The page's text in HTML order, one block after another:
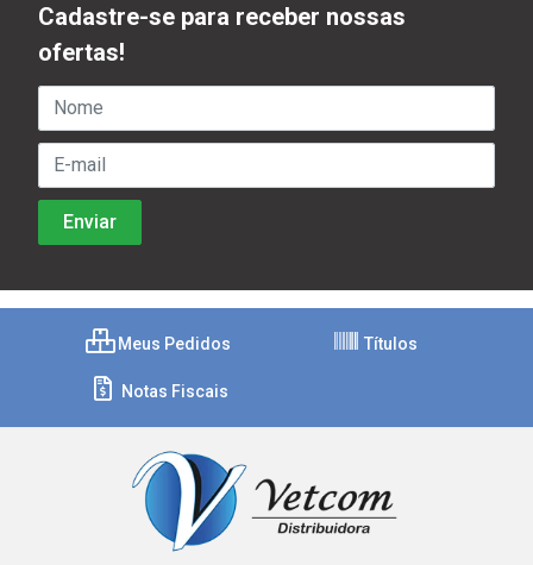
Cadastre-se para receber nossas
ofertas!
Meus Pedidos Títulos
Notas Fiscais